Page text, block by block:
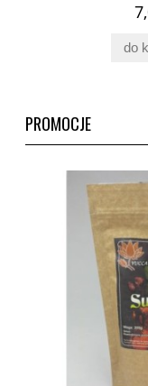
Complex 60
do
PROMOCJE